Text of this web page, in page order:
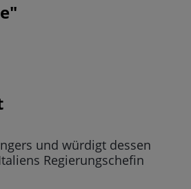
und würdigt dessen
Regierungschefin